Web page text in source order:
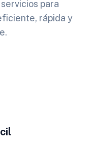
para
rápida y